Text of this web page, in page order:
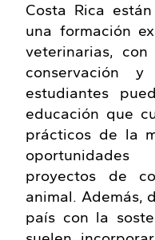
Costa Rica
una formación
veterinarias,
conservación
estudiantes
educación que
prácticos de la
proyectos de
animal. Además,
país con la